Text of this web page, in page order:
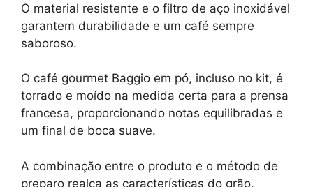
O material resistente e o filtro de aço inoxidável
garantem durabilidade e um café sempre
saboroso.
O café gourmet Baggio em pó, incluso no kit, é
torrado e moído na medida certa para a prensa
francesa, proporcionando notas equilibradas e
um final de boca suave.
A combinação entre o produto e o método de
preparo realça as características do grão,